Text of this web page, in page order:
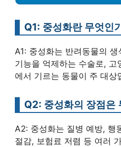
Q1: 중성화란 무엇인
A1: 중성화는 반려동물의
기능을 억제하는 수술로, 고
에서 기르는 동물이 주 대상
Q2: 중성화의 장점은
A2: 중성화는 질병 예방, 행
절감, 보험료 저렴 등 여러